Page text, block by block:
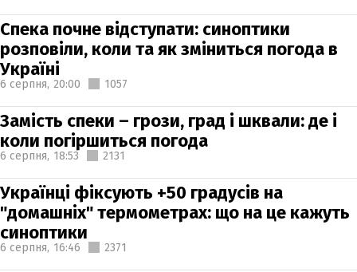
Спека почне відступати: синоптики
розповіли, коли та як зміниться погода в
Україні
6 серпня, 20:00 1057
Замість спеки – грози, град і шквали: де і
коли погіршиться погода
6 серпня, 18:53 2131
Українці фіксують +50 градусів на
"домашніх" термометрах: що на це кажуть
синоптики
6 серпня, 16:46 2371